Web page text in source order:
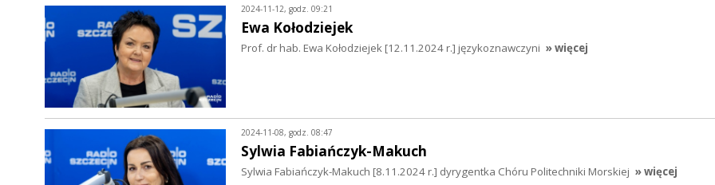
2024-11-12, godz. 09:21
Ewa Kołodziejek
Prof. dr hab. Ewa Kołodziejek [12.11.2024 r.] językoznawczyni » więcej
2024-11-08, godz. 08:47
Sylwia Fabiańczyk-Makuch
Sylwia Fabiańczyk-Makuch [8.11.2024 r.] dyrygentka Chóru Politechniki Morskiej » więcej